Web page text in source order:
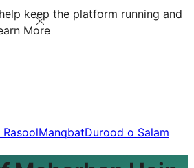
keep the platform running and
More
ManqbatDurood o Salam